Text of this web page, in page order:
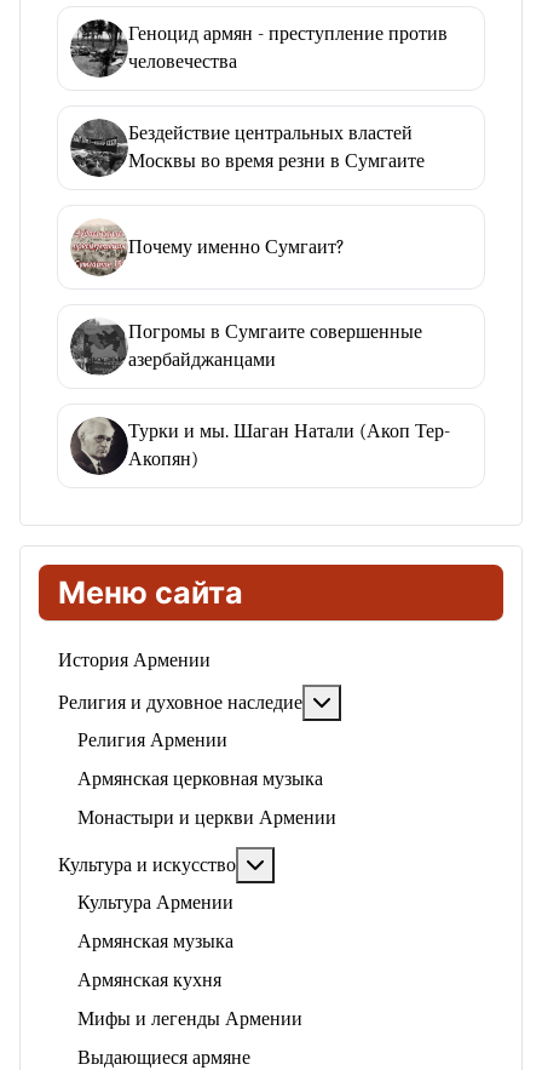
Меню сайта
История Армении
Религия и духовное наследие
Религия Армении
Армянская церковная музыка
Монастыри и церкви Армении
Культура и искусство
Культура Армении
Армянская музыка
Армянская кухня
Мифы и легенды Армении
Выдающиеся армяне
Геноцид армян - преступление против
человечества
Бездействие центральных властей
Москвы во время резни в Сумгаите
Почему именно Сумгаит?
Погромы в Сумгаите совершенные
азербайджанцами
Турки и мы. Шаган Натали (Акоп Тер-
Акопян)